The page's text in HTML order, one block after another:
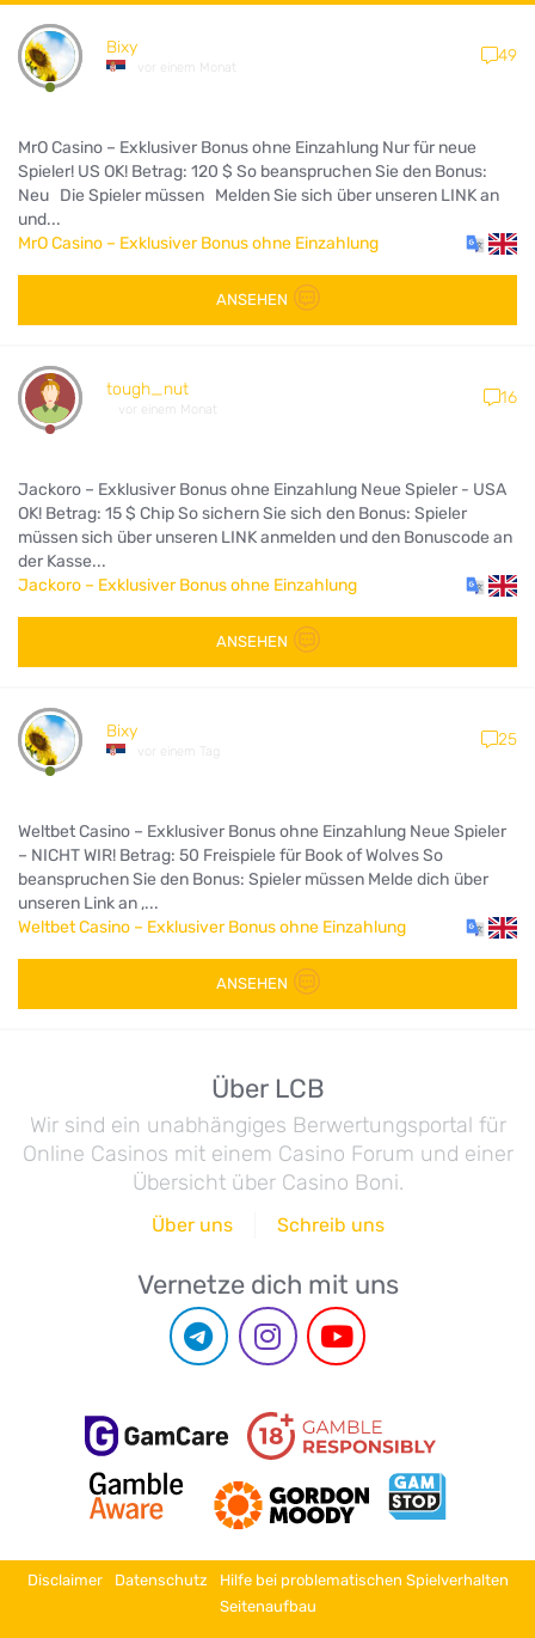
Bixy
vor einem Monat
49
MrO Casino – Exklusiver Bonus ohne Einzahlung Nur für neue
Spieler! US OK! Betrag: 120 $ So beanspruchen Sie den Bonus:
Neu Die Spieler müssen Melden Sie sich über unseren LINK an
und...
MrO Casino – Exklusiver Bonus ohne Einzahlung
ANSEHEN
tough_nut
vor einem Monat
16
Jackoro – Exklusiver Bonus ohne Einzahlung Neue Spieler - USA
OK! Betrag: 15 $ Chip So sichern Sie sich den Bonus: Spieler
müssen sich über unseren LINK anmelden und den Bonuscode an
der Kasse...
Jackoro – Exklusiver Bonus ohne Einzahlung
ANSEHEN
Bixy
vor einem Tag
25
Weltbet Casino – Exklusiver Bonus ohne Einzahlung Neue Spieler
– NICHT WIR! Betrag: 50 Freispiele für Book of Wolves So
beanspruchen Sie den Bonus: Spieler müssen Melde dich über
unseren Link an ,...
Weltbet Casino – Exklusiver Bonus ohne Einzahlung
ANSEHEN
Über LCB
Wir sind ein unabhängiges Berwertungsportal für
Online Casinos mit einem Casino Forum und einer
Übersicht über Casino Boni.
Über uns Schreib uns
Vernetze dich mit uns
Disclaimer Datenschutz
Hilfe bei problematischen Spielverhalten
Seitenaufbau